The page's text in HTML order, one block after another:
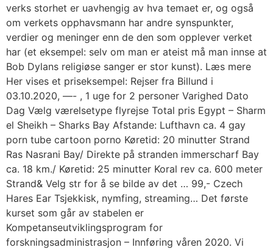
verks storhet er uavhengig av hva temaet er, og også
om verkets opphavsmann har andre synspunkter,
verdier og meninger enn de den som opplever verket
har (et eksempel: selv om man er ateist må man innse at
Bob Dylans religiøse sanger er stor kunst). Læs mere
Her vises et priseksempel: Rejser fra Billund i
03.10.2020, —- , 1 uge for 2 personer Varighed Dato
Dag Vælg værelsetype flyrejse Total pris Egypt – Sharm
el Sheikh – Sharks Bay Afstande: Lufthavn ca. 4 gay
porn tube cartoon porno Køretid: 20 minutter Strand
Ras Nasrani Bay/ Direkte på stranden immerscharf Bay
ca. 18 km./ Køretid: 25 minutter Koral rev ca. 600 meter
Strand& Velg str for å se bilde av det … 99,- Czech
Hares Ear Tsjekkisk, nymfing, streaming… Det første
kurset som går av stabelen er
Kompetanseutviklingsprogram for
forskningsadministrasjon – Innføring våren 2020. Vi